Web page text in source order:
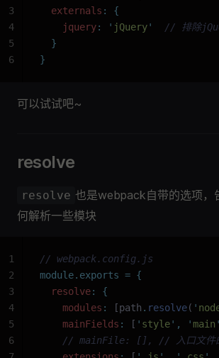
  externals
:
{
    jquery
: ' jQuery'
// 排除
  }
}
3
4
5
6
可以试试吧~
resolve
resolve 也是webpack自带的选项，
何解析一些模块
// webpack.config.js
module.exports = {
  resolve
:
{
    modules
: [path . resolve( '
    mainFields
: [ ' style' , ' main '
// mainFile: [], // 入口文件
1
2
3
4
5
6